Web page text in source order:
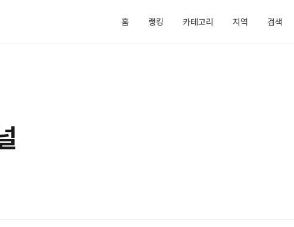
홈 랭킹 카테고리 지역 검색